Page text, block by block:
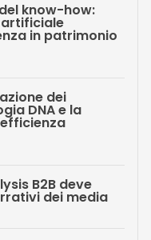
know-how:
artificiale
in patrimonio
dei
DNA e la
B2B deve
dei media